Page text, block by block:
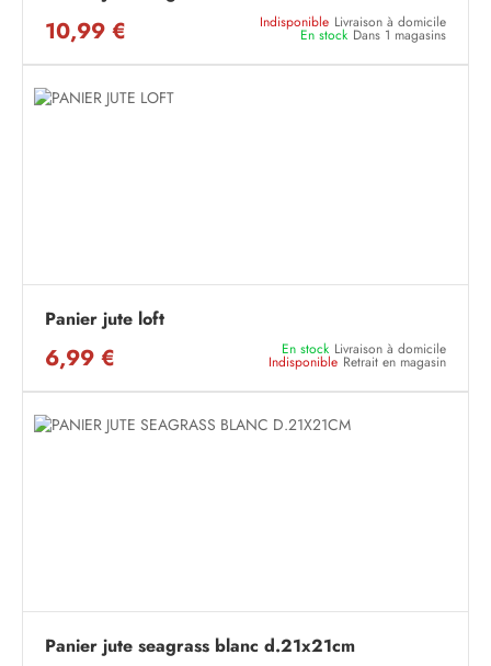
10,99 € Indisponible Livraison à domicile
En stock Dans 1 magasins
Panier jute loft
6,99 € En stock Livraison à domicile
Indisponible Retrait en magasin
Panier jute seagrass blanc d.21x21cm